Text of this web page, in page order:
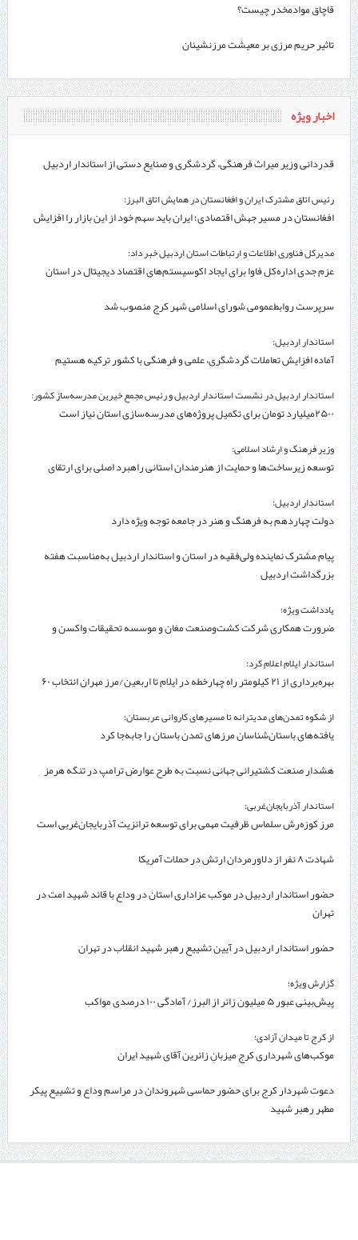
قاچاق موادمخدر چیست؟
تاثیر حریم مرزی بر معیشت مرزنشینان
اخبار ویژه
قدردانی وزیر میراث فرهنگی، گردشگری و صنایع دستی از استاندار اردبیل
رئیس اتاق مشترک ایران و افغانستان در همایش اتاق البرز:
افغانستان در مسیر جهش اقتصادی؛ ایران باید سهم خود از این بازار را افزایش
مدیرکل فناوری اطلاعات و ارتباطات استان اردبیل خبر داد:
عزم جدی اداره‌کل فاوا برای ایجاد اکوسیستم‌های اقتصاد دیجیتال در استان
سرپرست روابط‌عمومی شورای اسلامی شهر کرج منصوب شد
استاندار اردبیل:
آماده افزایش تعاملات گردشگری، علمی و فرهنگی با کشور ترکیه هستیم
استاندار اردبیل در نشست استاندار اردبیل و رئیس مجمع خیرین مدرسه‌ساز کشور:
۲۵۰۰میلیارد تومان برای تکمیل پروژه‌های مدرسه‌سازی استان نیاز است
وزیر فرهنگ و ارشاد اسلامی:
توسعه زیرساخت‌ها و حمایت از هنرمندان استانی راهبرد اصلی برای ارتقای
استاندار اردبیل:
دولت چهاردهم به فرهنگ و هنر در جامعه توجه ویژه دارد
پیام مشترک نماینده ولی‌فقیه در استان و استاندار اردبیل به‌مناسبت هفته
بزرگداشت اردبیل
یادداشت ویژه؛
ضرورت همکاری شرکت کشت‌وصنعت مغان و موسسه تحقیقات واکسن و
استاندار ایلام اعلام کرد:
بهره‌برداری از ۲۱ کیلومتر راه چهارخطه در ایلام تا اربعین/مرز مهران انتخاب ۶۰
از شکوه تمدن‌های مدیترانه تا مسیرهای کاروانی عربستان؛
یافته‌های باستان‌شناسان مرزهای تمدن باستان را جابه‌جا کرد
هشدار صنعت کشتیرانی جهانی نسبت به طرح عوارض ترامپ در تنگه هرمز
استاندار آذربایجان‌غربی:
مرز کوزه‌رش سلماس ظرفیت مهمی برای توسعه ترانزیت آذربایجان‌غربی است
شهادت ۸ نفر از دلاورمردان ارتش در حملات آمریکا
حضور استاندار اردبیل در موکب عزاداری استان در وداع با قائد شهید امت در
تهران
حضور استاندار اردبیل در آیین تشییع رهبر شهید انقلاب در تهران
گزارش ویژه؛
پیش‌بینی عبور ۵ میلیون زائر از البرز/ آمادگی ۱۰۰ درصدی مواکب
از کرج تا میدان آزادی؛
موکب‌های شهرداری کرج میزبانِ زائرین آقای شهید ایران
دعوت شهردار کرج برای حضور حماسی شهروندان در مراسم وداع و تشییع پیکر
مطهر رهبر شهید